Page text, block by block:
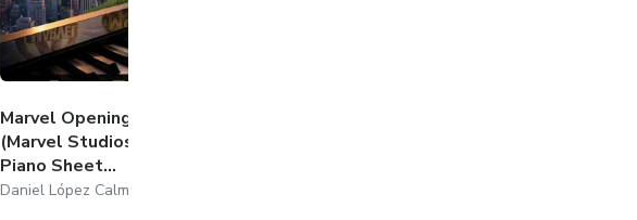
Marvel Opening Theme
(Marvel Studios Fanfare) –
Piano Sheet...
Daniel López Calmet